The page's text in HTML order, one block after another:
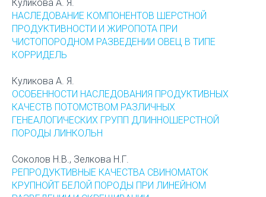
Куликова А. Я.
НАСЛЕДОВАНИЕ КОМПОНЕНТОВ ШЕРСТНОЙ
ПРОДУКТИВНОСТИ И ЖИРОПОТА ПРИ
ЧИСТОПОРОДНОМ РАЗВЕДЕНИИ ОВЕЦ В ТИПЕ
КОРРИДЕЛЬ
Куликова А. Я.
ОСОБЕННОСТИ НАСЛЕДОВАНИЯ ПРОДУКТИВНЫХ
КАЧЕСТВ ПОТОМСТВОМ РАЗЛИЧНЫХ
ГЕНЕАЛОГИЧЕСКИХ ГРУПП ДЛИННОШЕРСТНОЙ
ПОРОДЫ ЛИНКОЛЬН
Соколов Н.В., Зелкова Н.Г.
РЕПРОДУКТИВНЫЕ КАЧЕСТВА СВИНОМАТОК
КРУПНОЙТ БЕЛОЙ ПОРОДЫ ПРИ ЛИНЕЙНОМ